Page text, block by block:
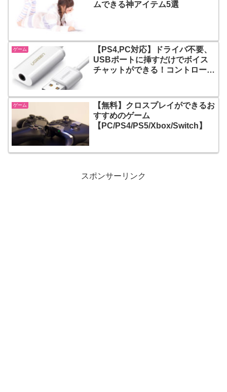
ムできる神アイテム5選
ゲーム
【PS4,PC対応】ドライバ不要、
USBポートに挿すだけでボイス
チャットができる！コントローラ
ゲーム
【無料】クロスプレイができるお
すすめのゲーム
【PC/PS4/PS5/Xbox/Switch】
スポンサーリンク